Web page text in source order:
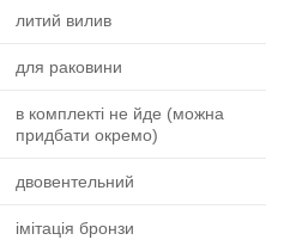
литий вилив
для раковини
в комплекті не йде (можна
придбати окремо)
двовентельний
імітація бронзи